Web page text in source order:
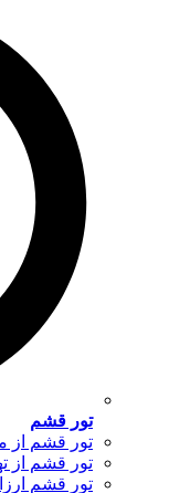
تور قشم
تور قشم از
تور قشم از
تور قشم